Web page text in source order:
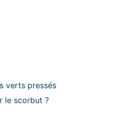
verts pressés
le scorbut ?